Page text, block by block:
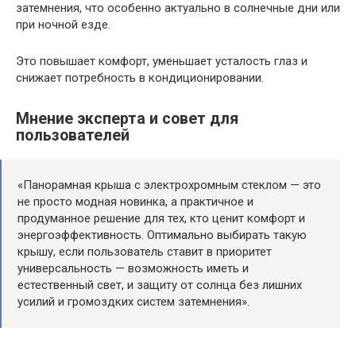
затемнения, что особенно актуально в солнечные дни или
при ночной езде.
Это повышает комфорт, уменьшает усталость глаз и
снижает потребность в кондиционировании.
Мнение эксперта и совет для
пользователей
«Панорамная крыша с электрохромным стеклом — это
не просто модная новинка, а практичное и
продуманное решение для тех, кто ценит комфорт и
энергоэффективность. Оптимально выбирать такую
крышу, если пользователь ставит в приоритет
универсальность — возможность иметь и
естественный свет, и защиту от солнца без лишних
усилий и громоздких систем затемнения».